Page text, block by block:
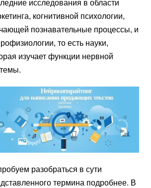
исследования в области
когнитивной психологии,
познавательные процессы, и
то есть науки,
изучает функции нервной
разобраться в сути
термина подробнее. В